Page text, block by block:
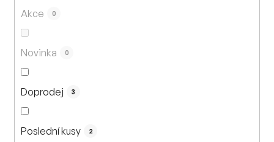
Akce 0
Novinka 0
Doprodej 3
Poslední kusy 2